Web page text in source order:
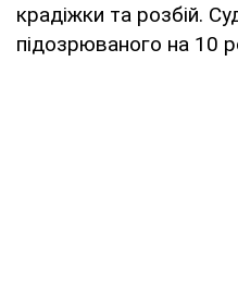
крадіжки та розбій.
підозрюваного на 10